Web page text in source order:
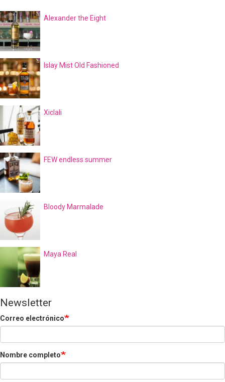
Alexander the Eight
Islay Mist Old Fashioned
Xiclali
FEW endless summer
Bloody Marmalade
Maya Real
Newsletter
Correo electrónico
Nombre completo